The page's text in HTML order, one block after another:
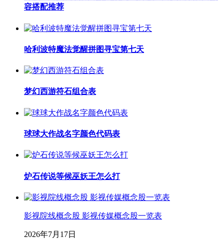
容搭配推荐
哈利波特魔法觉醒拼图寻宝第七天
梦幻西游符石组合表
球球大作战名字颜色代码表
炉石传说等候巫妖王怎么打
影视院线概念股 影视传媒概念股一览表
2026年7月17日